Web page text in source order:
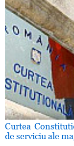
Curtea
de serviciu ale